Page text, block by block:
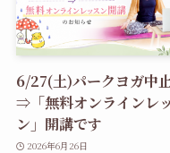
6/27(土)パークヨガ中
⇒「無料オンラインレ
ン」開講です
2026年6月26日